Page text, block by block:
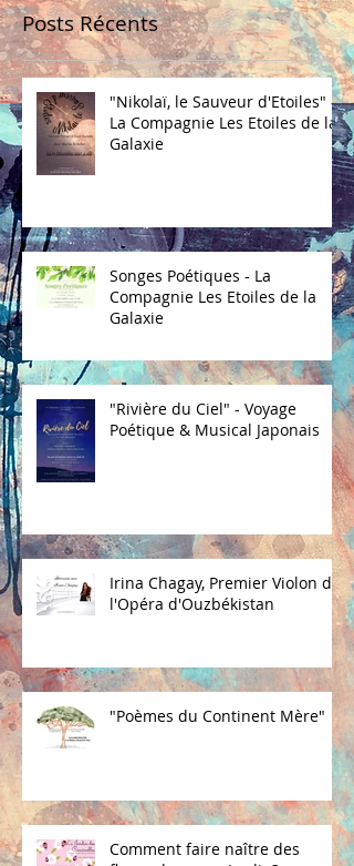
Posts Récents
"Nikolaï, le Sauveur d'Etoiles" -
La Compagnie Les Etoiles de la
Galaxie
Songes Poétiques - La
Compagnie Les Etoiles de la
Galaxie
"Rivière du Ciel" - Voyage
Poétique & Musical Japonais
Irina Chagay, Premier Violon de
l'Opéra d'Ouzbékistan
"Poèmes du Continent Mère"
Comment faire naître des